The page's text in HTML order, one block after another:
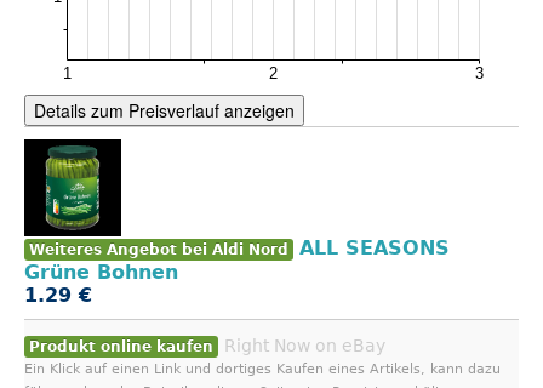
Details zum Preisverlauf anzeigen
Weiteres Angebot bei Aldi Nord
ALL SEASONS
Grüne Bohnen
1.29 €
Produkt online kaufen Right Now on eBay
Ein Klick auf einen Link und dortiges Kaufen eines Artikels, kann dazu